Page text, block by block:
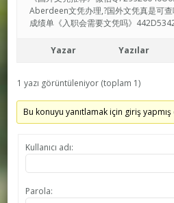
Aberdeen文凭办理,?国外文凭真是可
成绩单《入职会需要文凭吗》
Yazar Yazılar
1 yazı görüntüleniyor (toplam 1)
Bu konuyu yanıtlamak için giriş yapmış
Kullanıcı adı:
Parola: